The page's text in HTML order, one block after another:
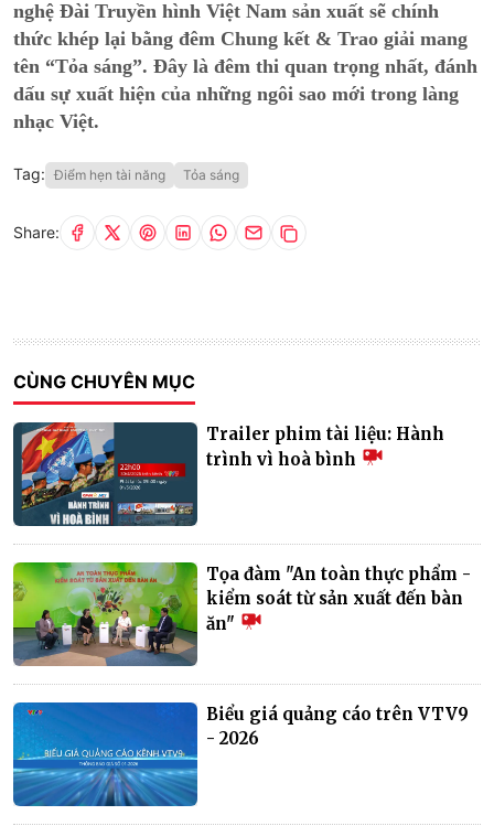
nghệ Đài Truyền hình Việt Nam sản xuất sẽ chính
thức khép lại bằng đêm Chung kết & Trao giải mang
tên “Tỏa sáng”. Đây là đêm thi quan trọng nhất, đánh
dấu sự xuất hiện của những ngôi sao mới trong làng
nhạc Việt.
Tag: Điểm hẹn tài năng Tỏa sáng
Share:
CÙNG CHUYÊN MỤC
Trailer phim tài liệu: Hành
trình vì hoà bình
Tọa đàm "An toàn thực phẩm -
kiểm soát từ sản xuất đến bàn
ăn"
Biểu giá quảng cáo trên VTV9
- 2026